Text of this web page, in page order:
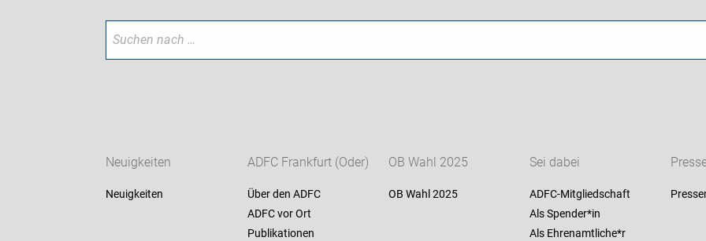
Neuigkeiten
Neuigkeiten
ADFC Frankfurt (Oder)
Über den ADFC
ADFC vor Ort
Publikationen
OB Wahl 2025
OB Wahl 2025
Sei dabei
ADFC-Mitgliedschaft
Als Spender*in
Als Ehrenamtliche*r